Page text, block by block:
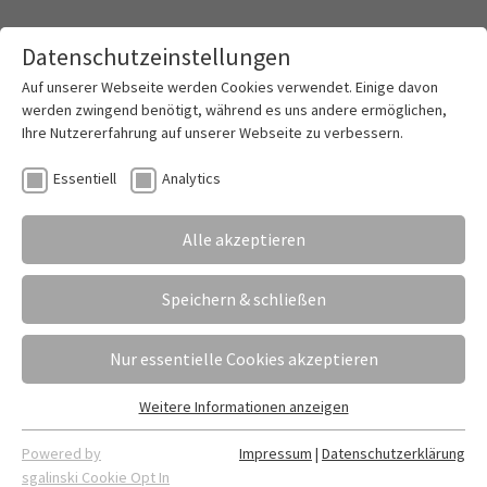
Ein Einblick in die japanische Kampfkunst
Aikido
Cai-Leroy Berend (aus H12A)
Cai-Leroy Berend berichtet vom Aikido-Projekt
während der Projektwoche Anfang Februar in der
Höheren Berufsfachschule (HBW).
Datenschutzeinstellungen
Auf unserer Webseite werden Cookies verwendet. Einige davon
werden zwingend benötigt, während es uns andere ermöglichen,
Ihre Nutzererfahrung auf unserer Webseite zu verbessern.
Essentiell Analytics
Alle akzeptieren
Speichern & schließen
Nur essentielle Cookies akzeptieren
Essentielle Cookies werden für grundlegende Funktionen der
Webseite benötigt. Dadurch ist gewährleistet, dass die
Weitere Informationen anzeigen
Powered by
sgalinski Cookie Opt In
Impressum | Datenschutzerklärung